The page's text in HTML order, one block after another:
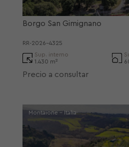
Borgo San Gimignano
RR-2026-4325
Sup. interno
1.430 m²
Precio a consultar
Montaione - Italia